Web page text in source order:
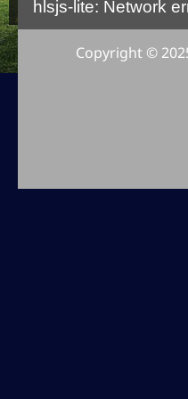
hlsjs-lite: Network
Copyright ©